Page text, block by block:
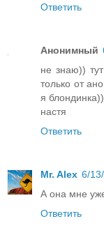
Ответить
Анонимный
не знаю))
только от
я
настя
Ответить
Mr. Alex 6/
А она мне
Ответить